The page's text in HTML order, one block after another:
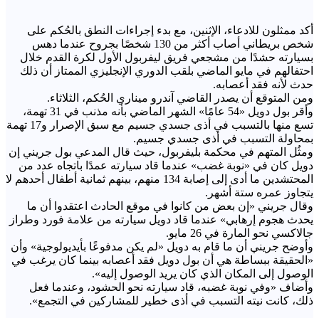
أكد ممثلون للادعاء، الإثنين، مع بدء إجراءات النطق بالحُكم على
شخص بريطاني أصاب أكثر من 130 شخصًا بجروح عندما دهس
بسيارته حشدًا من مشجعي فريق ليفربول الأول لكرة القدم خلال
احتفالهم في مايو الماضي بلقب الدوري الإنجليزي الممتاز أن ذلك
حدث لأنه فقد أعصابه.
ومن المتوقع أن يصدر القاضي آندرو ميناري الحُكم، الثلاثاء.
وأقر بول دويل «54 عامًا» الشهر الماضي بأنه مذنب في 31 تهمة،
تسع منها بالتسبب في أذى جسدي جسيم مع سبق الإصرار و17 تهمة
بمحاولة التسبب في أذى جسدي جسيم.
ومثُل المتهم في محكمة بليفربول، حيث قال المدعي بول جريني إن
دويل كان في «نوبة غضب» عندما قاد سيارته عمدًا باتجاه عدد من
المحتشدين ما أدى إلى إصابة 134 منهم، بينهم ثمانية أطفال أحدهم لا
يتجاوز عمره ستة أشهر.
وقال جريني «إن بعض من كانوا في موقع الحادث اعتقدوا أن ما
يحدث هجوم إرهابي» عندما قاد دويل سيارته من علامة فورد وطراز
جالاكسي نحو المارة في 26 مايو.
وأوضح جريني أن ما قام به دويل «لم يكن مدفوعًا بأيديولوجية» وأن
«الحقيقة ببساطة هي أن بول دويل فقد أعصابه بينما كان يرغب في
الوصول إلى المكان الذي كان يريد الوصول إليه».
وأضاف «وفي نوبة غضبه، قاد سيارته نحو الحشود، وعندما فعل
ذلك، كانت نيته التسبب في أذى خطير للمشاركين في التجمع».